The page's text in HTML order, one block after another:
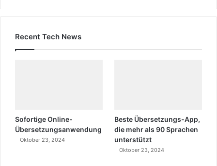
Recent Tech News
Sofortige Online-
Übersetzungsanwendung
Oktober 23, 2024
Beste Übersetzungs-App,
die mehr als 90 Sprachen
unterstützt
Oktober 23, 2024